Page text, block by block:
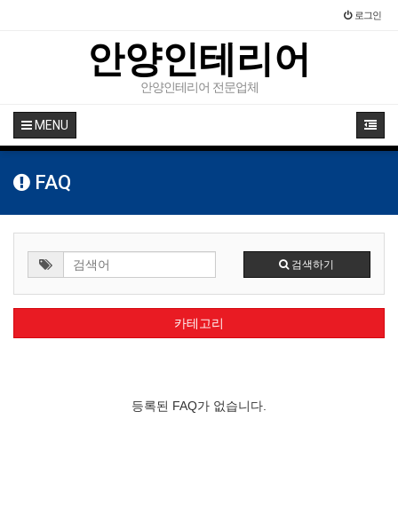
로그인
안양인테리어
안양인테리어 전문업체
MENU
FAQ
검색하기
카테고리
등록된 FAQ가 없습니다.